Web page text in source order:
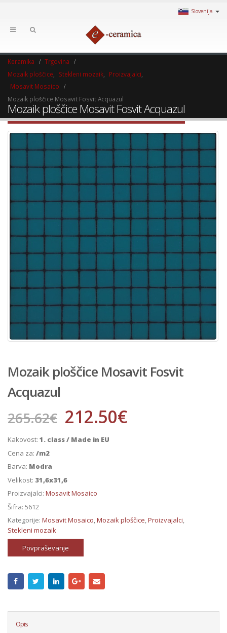
Slovenija
Keramika
Trgovina
Mozaik ploščice
Stekleni mozaik Proizvajalci
Mosavit Mosaico
Mozaik ploščice Mosavit Fosvit Acquazul
Mozaik ploščice Mosavit Fosvit Acquazul
Mozaik ploščice Mosavit Fosvit
Acquazul
265.62€ 212.50€
Kakovost: 1. class / Made in EU
Cena za: /m2
Barva: Modra
Velikost: 31,6x31,6
Proizvajalci: Mosavit Mosaico
Šifra: 5612
Kategorije: Mosavit Mosaico,Mozaik ploščice,Proizvajalci,
Stekleni mozaik
Povpraševanje
Opis